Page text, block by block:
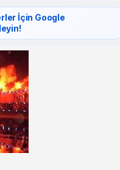
İçin Google